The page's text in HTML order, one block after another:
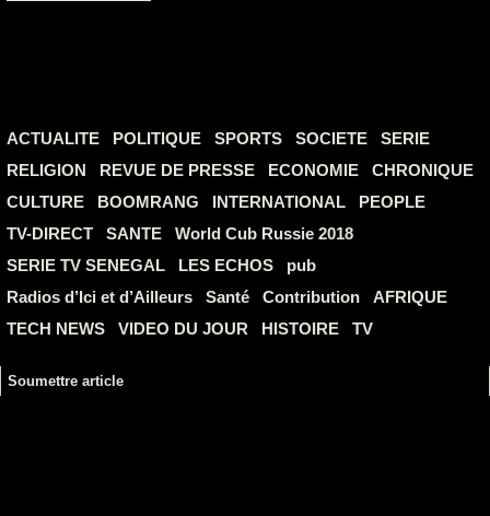
ACTUALITE POLITIQUE SPORTS SOCIETE
SERIE
RELIGION
REVUE DE PRESSE ECONOMIE
CHRONIQUE
CULTURE
BOOMRANG INTERNATIONAL
PEOPLE
TV-DIRECT
SANTE
World Cub Russie 2018
SERIE TV SENEGAL
LES ECHOS
pub
Radios d’Ici et d’Ailleurs
Santé Contribution
AFRIQUE
TECH NEWS
VIDEO DU JOUR HISTOIRE TV
Soumettre article